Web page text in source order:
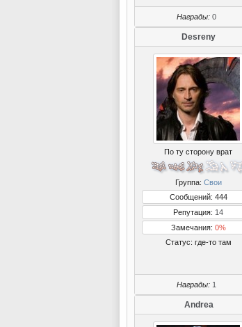
Награды: 0
Desreny
По ту сторону врат
Группа: Свои
Сообщений: 444
Репутация: 14
Замечания: 0%
Статус: где-то там
Награды: 1
Andrea